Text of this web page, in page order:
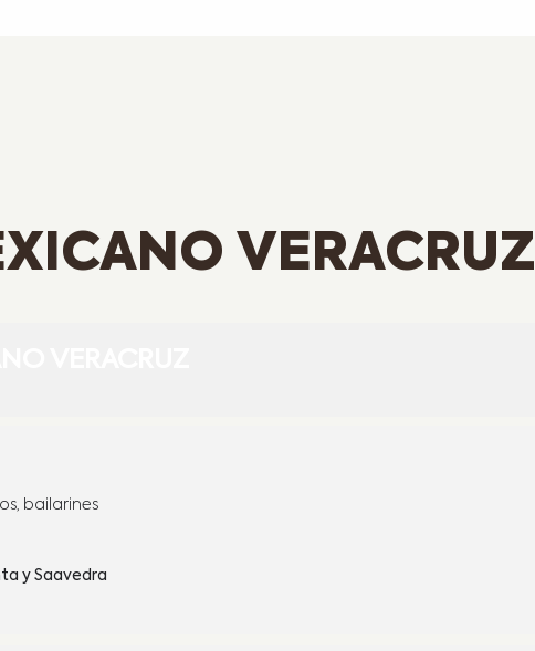
VERACRUZ
bailarines
y Saavedra